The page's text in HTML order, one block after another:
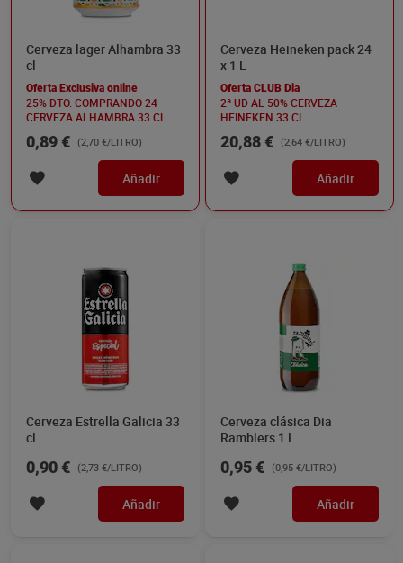
Cerveza lager Alhambra 33
cl
Oferta Exclusiva online
25% DTO. COMPRANDO 24
CERVEZA ALHAMBRA 33 CL
0,89 € (2,70 €/LITRO)
Añadir
Cerveza Heineken pack 24
x 1 L
Oferta CLUB Dia
2ª UD AL 50% CERVEZA
HEINEKEN 33 CL
20,88 € (2,64 €/LITRO)
Añadir
Cerveza Estrella Galicia 33
cl
0,90 € (2,73 €/LITRO)
Añadir
Cerveza clásica Dia
Ramblers 1 L
0,95 € (0,95 €/LITRO)
Añadir